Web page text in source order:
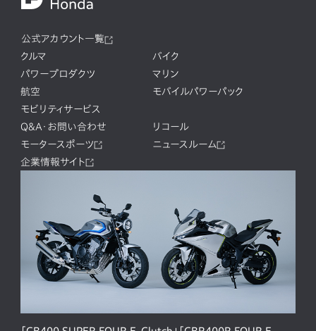
公式アカウント一覧
クルマ
バイク
パワープロダクツ
マリン
航空
モバイルパワーパック
モビリティサービス
Q&A・お問い合わせ
リコール
モータースポーツ
ニュースルーム
企業情報サイト